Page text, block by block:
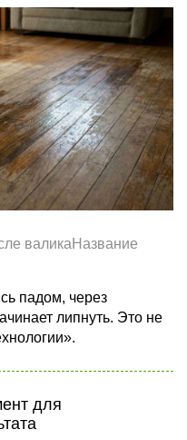
валикаНазвание
падом, через
липнуть. Это не
для